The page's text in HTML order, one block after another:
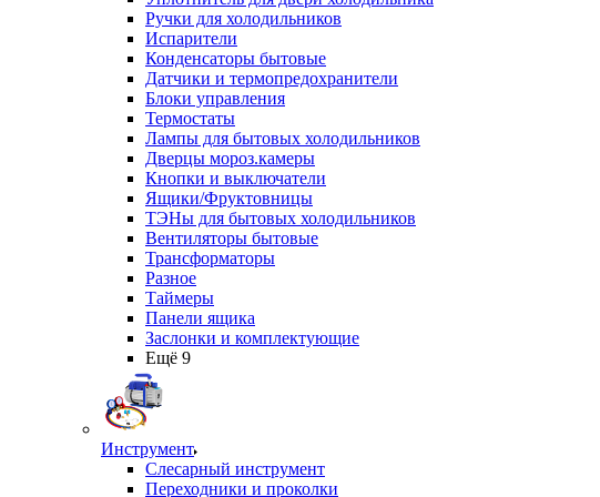
Ручки для холодильников
Испарители
Конденсаторы бытовые
Датчики и термопредохранители
Блоки управления
Термостаты
Лампы для бытовых холодильников
Дверцы мороз.камеры
Кнопки и выключатели
Ящики/Фруктовницы
ТЭНы для бытовых холодильников
Вентиляторы бытовые
Трансформаторы
Разное
Таймеры
Панели ящика
Заслонки и комплектующие
Ещё 9
Инструмент
Слесарный инструмент
Переходники и проколки